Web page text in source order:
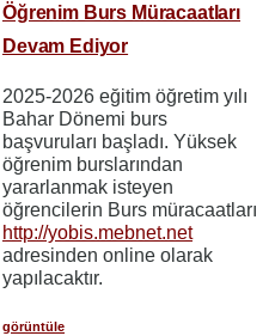
Öğrenim Burs Müracaatları
Devam Ediyor
2025-2026 eğitim öğretim yılı
Bahar Dönemi burs
başvuruları başladı. Yüksek
öğrenim burslarından
yararlanmak isteyen
öğrencilerin Burs müracaatları
http://yobis.mebnet.net
adresinden online olarak
yapılacaktır.
görüntüle